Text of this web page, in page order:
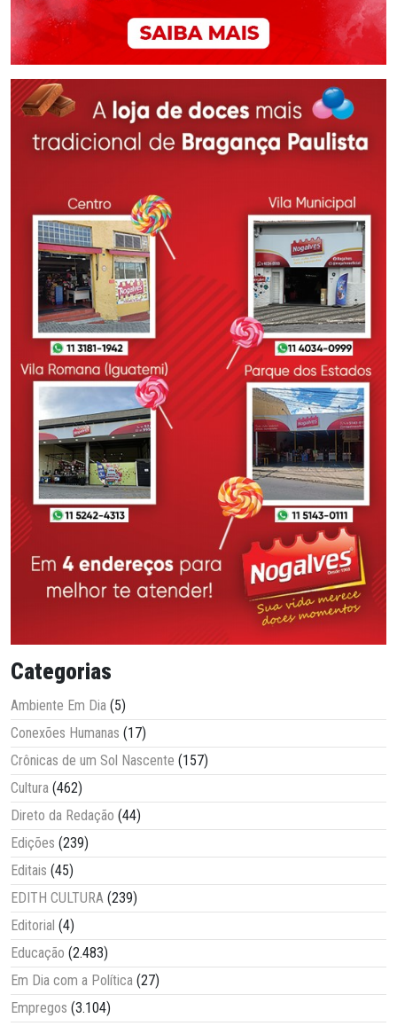
Categorias
Ambiente Em Dia (5)
Conexões Humanas (17)
Crônicas de um Sol Nascente (157)
Cultura (462)
Direto da Redação (44)
Edições (239)
Editais (45)
EDITH CULTURA (239)
Editorial (4)
Educação (2.483)
Em Dia com a Política (27)
Empregos (3.104)